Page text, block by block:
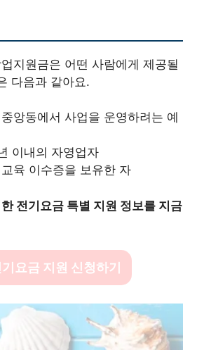
지원금은 어떤 사람에게 제공될
다음과 같아요.
앙동에서 사업을 운영하려는 예
이내의 자영업자
육 이수증을 보유한 자
전기요금 특별 지원 정보를 지금
요금 지원 신청하기